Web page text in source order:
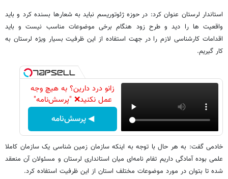
استاندار لرستان عنوان کرد: در حوزه ژئوتوریسم نباید به شعارها بسنده کرد و باید
واقعیت ‌ها را دید و طرح زود هنگام برخی موضوعات مناسب نیست و باید
اقدامات کارشناسی لازم را در جهت استفاده از این ظرفیت بسیار ویژه لرستان به
کار گیریم.
زانو درد دارین؟ به هیچ وجه
عمل نکنید❌ "پرسش‌نامه"
◀ پرسش‌نامه
خادمی گفت: به هر حال با توجه به اینکه سازمان زمین شناسی یک سازمان کاملا
علمی بوده آمادگی داریم تفام نامه‌ای میان استانداری لرستان و مسئولان آن منعقد
شده تا بتوان در مورد موضوعات مختلف استان از این ظرفیت استفاده کرد.